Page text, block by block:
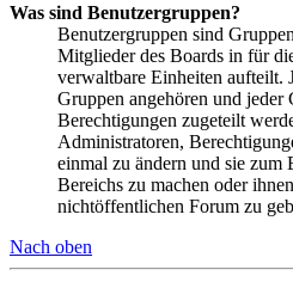
Was sind Benutzergruppen?
Benutzergruppen sind
Mitglieder des Boards in für
verwaltbare Einheiten aufteilt.
Gruppen angehören und jeder
Berechtigungen zugeteilt
Administratoren,
einmal zu ändern und sie zum
Bereichs zu machen oder
nichtöffentlichen Forum zu
Nach oben